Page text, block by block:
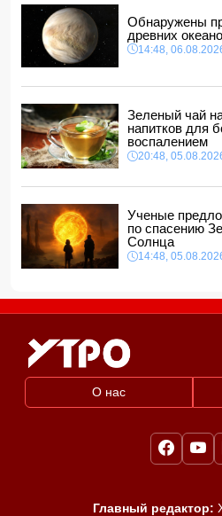
16:48, 06.08.2026
Джейхун Байрамов и Андрей
Киеве
16:28, 06.08.2026
Обнаружены
древних
14:48,
Зеленый чай
напитков для
воспалением
20:48,
Ученые
по спасению
Солнца
14:48,
О нас
Главный редактор: